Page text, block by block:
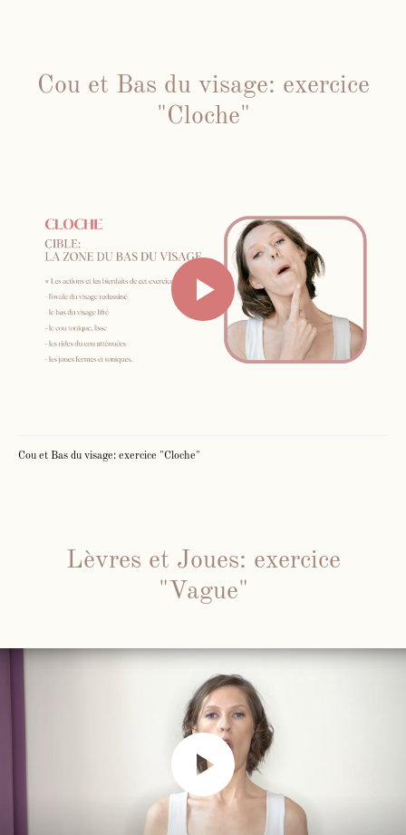
Cou et Bas du visage: exercice
"Cloche"
Cou et Bas du visage: exercice "Cloche"
Lèvres et Joues: exercice
"Vague"
Mes cours en présentiel et / ou
individuels
Inst